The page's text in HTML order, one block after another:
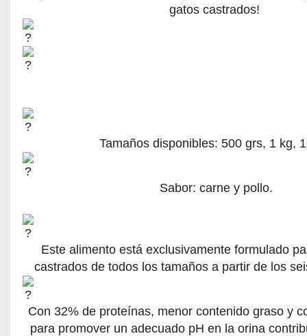
gatos castrados!
Tamaños disponibles: 500 grs, 1 kg,
Sabor: carne y pollo.
Este alimento está exclusivamente formulado
castrados de todos los tamaños a partir de los
Con 32% de proteínas, menor contenido graso y
para promover un adecuado pH en la orina